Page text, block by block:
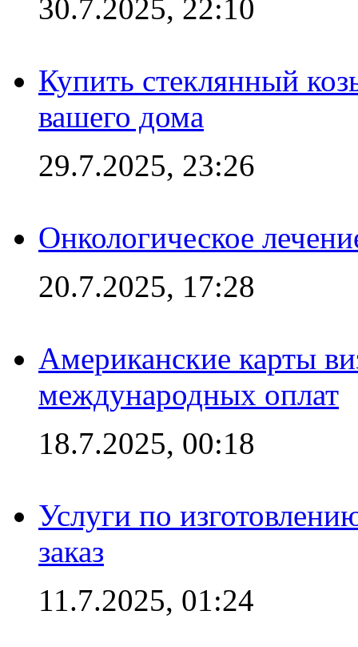
30.7.2025, 22:10
Купить стеклянный
вашего дома
29.7.2025, 23:26
Онкологическое
20.7.2025, 17:28
Американские карты
международных оплат
18.7.2025, 00:18
Услуги по
заказ
11.7.2025, 01:24